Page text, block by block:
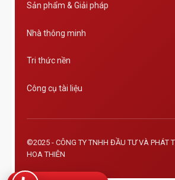
Sản phẩm & Giải pháp
Nhà thông minh
Tri thức nền
Công cụ tài liệu
©2025 - CÔNG TY TNHH ĐẦU TƯ VÀ PHÁT
HOA THIÊN